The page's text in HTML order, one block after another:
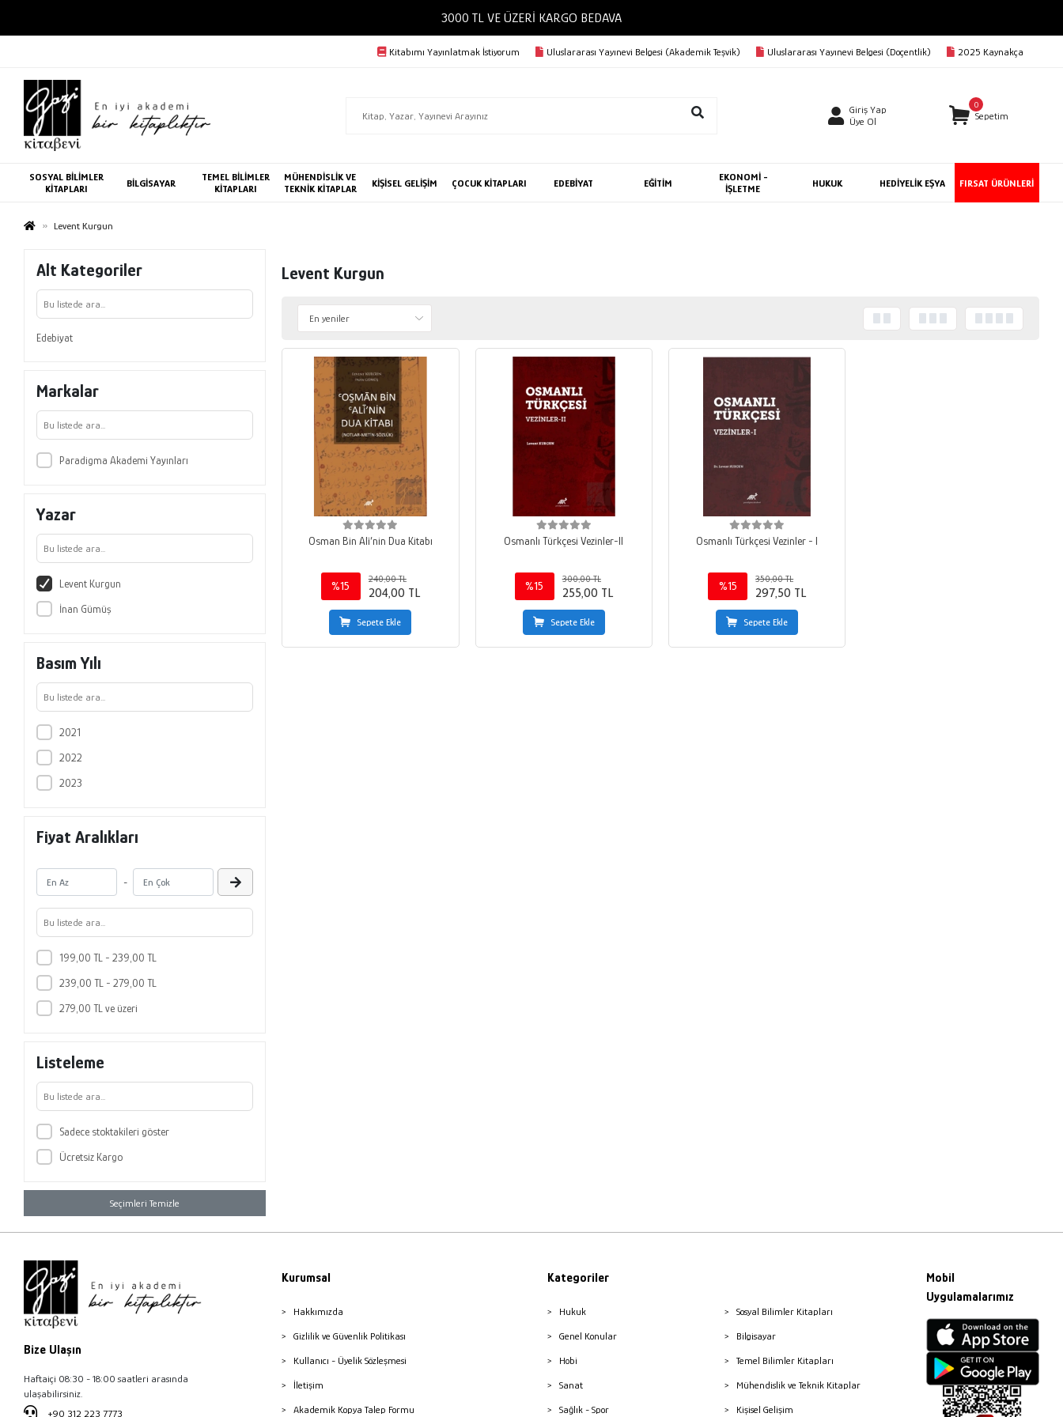
Kitabımı Yayınlatmak İstiyorum Uluslararası Yayınevi Belgesi (Akademik Teşvik) Uluslararası Yayınevi Belgesi (Doçentlik) 2025 Kaynakça
Giriş Yap
Üye Ol
0
Sepetim
SOSYAL BİLİMLER
KİTAPLARI
BİLGİSAYAR
TEMEL BİLİMLER
KİTAPLARI
MÜHENDİSLİK VE
TEKNİK KİTAPLAR
KİŞİSEL GELİŞİM ÇOCUK KİTAPLARI EDEBİYAT EĞİTİM
EKONOMİ -
İŞLETME
HUKUK HEDİYELİK EŞYA FIRSAT ÜRÜNLERİ
Levent Kurgun
Alt Kategoriler
Edebiyat
Markalar
Paradigma Akademi Yayınları
Yazar
Levent Kurgun
İnan Gümüş
Basım Yılı
2021
2022
2023
Fiyat Aralıkları
-
199,00 TL - 239,00 TL
239,00 TL - 279,00 TL
279,00 TL ve üzeri
Listeleme
Sadece stoktakileri göster
Ücretsiz Kargo
Seçimleri Temizle
Levent Kurgun
Osman Bin Alî’nin Dua Kitabı
%15
240,00 TL
204,00 TL
Sepete Ekle
Osmanlı Türkçesi Vezinler-II
%15
300,00 TL
255,00 TL
Sepete Ekle
Osmanlı Türkçesi Vezinler - I
%15
350,00 TL
297,50 TL
Sepete Ekle
Bize Ulaşın
Haftaiçi 08:30 - 18:00 saatleri arasında
ulaşabilirsiniz.
+90 312 223 7773
Kurumsal
Hakkımızda
Gizlilik ve Güvenlik Politikası
Kullanıcı - Üyelik Sözleşmesi
İletişim
Akademik Kopya Talep Formu
Kategoriler
Hukuk
Genel Konular
Hobi
Sanat
Sağlık - Spor
Sosyal Bilimler Kitapları
Bilgisayar
Temel Bilimler Kitapları
Mühendislik ve Teknik Kitaplar
Kişisel Gelişim
Mobil
Uygulamalarımız